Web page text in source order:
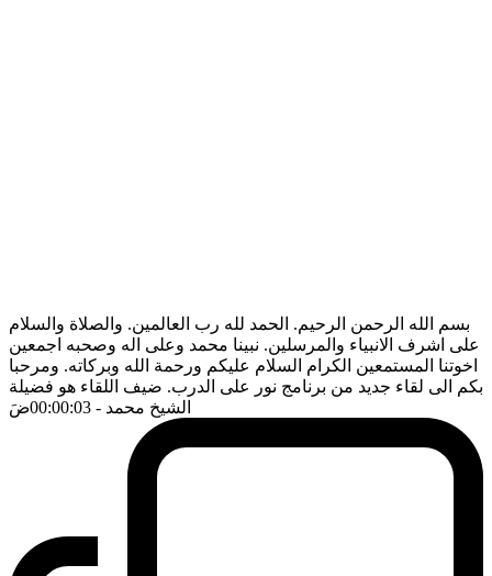
بسم الله الرحمن الرحيم. الحمد لله رب العالمين. والصلاة والسلام
على اشرف الانبياء والمرسلين. نبينا محمد وعلى اله وصحبه اجمعين
اخوتنا المستمعين الكرام السلام عليكم ورحمة الله وبركاته. ومرحبا
بكم الى لقاء جديد من برنامج نور على الدرب. ضيف اللقاء هو فضيلة
الشيخ محمد - 00:00:03 ضَ